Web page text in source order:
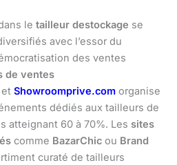
le tailleur destockage se
avec l’essor du
des ventes
de ventes
et Showroomprive.com organise
dédiés aux tailleurs de
atteignant 60 à 70%. Les sites
comme BazarChic ou Brand
curaté de tailleurs